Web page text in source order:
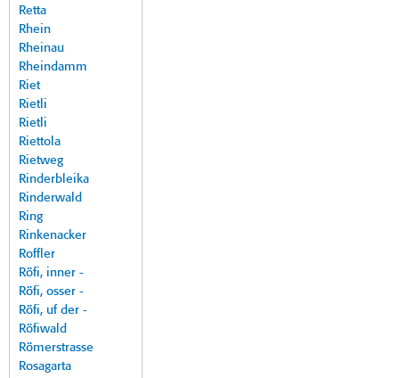
Retta
Rhein
Rheinau
Rheindamm
Riet
Rietli
Rietli
Riettola
Rietweg
Rinderbleika
Rinderwald
Ring
Rinkenacker
Roffler
Röfi, inner -
Röfi, osser -
Röfi, uf der -
Röfiwald
Römerstrasse
Rosagarta